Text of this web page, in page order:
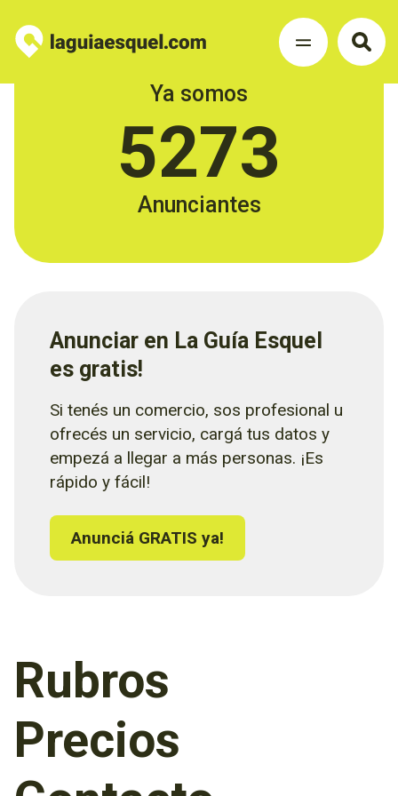
Ya somos
5273
Anunciantes
Anunciar en La Guía Esquel
es gratis!
Si tenés un comercio, sos profesional u
ofrecés un servicio, cargá tus datos y
empezá a llegar a más personas. ¡Es
rápido y fácil!
Anunciá GRATIS ya!
Rubros
Precios